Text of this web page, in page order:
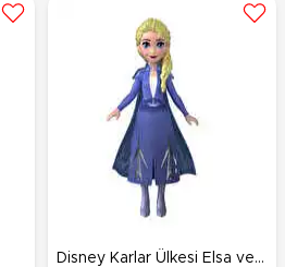
Disney Karlar Ülkesi Elsa ve